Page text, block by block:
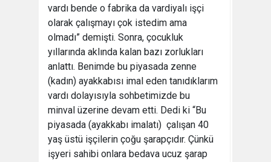
vardı bende o fabrika da vardiyalı işçi
olarak çalışmayı çok istedim ama
olmadı” demişti. Sonra, çocukluk
yıllarında aklında kalan bazı zorlukları
anlattı. Benimde bu piyasada zenne
(kadın) ayakkabısı imal eden tanıdıklarım
vardı dolayısıyla sohbetimizde bu
minval üzerine devam etti. Dedi ki “Bu
piyasada (ayakkabı imalatı) çalışan 40
yaş üstü işçilerin çoğu şarapçıdır. Çünkü
işyeri sahibi onlara bedava ucuz şarap